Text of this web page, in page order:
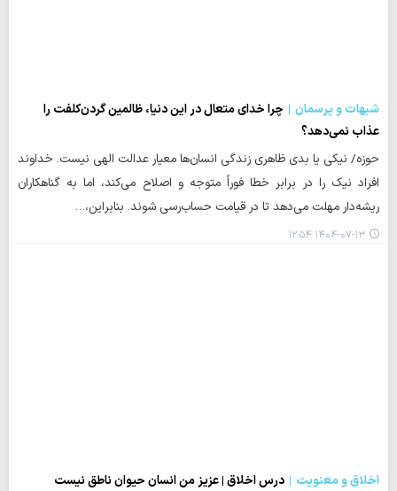
شبهات و پرسمان
چرا خدای متعال در این دنیا، ظالمین گردن‌کلفت را
عذاب نمی‌دهد؟
حوزه/ نیکی یا بدی ظاهری زندگی انسان‌ها معیار عدالت الهی نیست. خداوند
افراد نیک را در برابر خطا فوراً متوجه و اصلاح می‌کند، اما به گناهکاران
ریشه‌دار مهلت می‌دهد تا در قیامت حساب‌رسی شوند. بنابراین،…
۱۴۰۴-۰۷-۱۳ ۱۲:۵۴
اخلاق و معنویت
درس اخلاق | عزیز من انسان حیوان ناطق نیست